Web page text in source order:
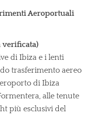
Aeroportuali
verificata)
di Ibiza e i lenti
trasferimento aereo
di Ibiza
alle tenute
più esclusivi del